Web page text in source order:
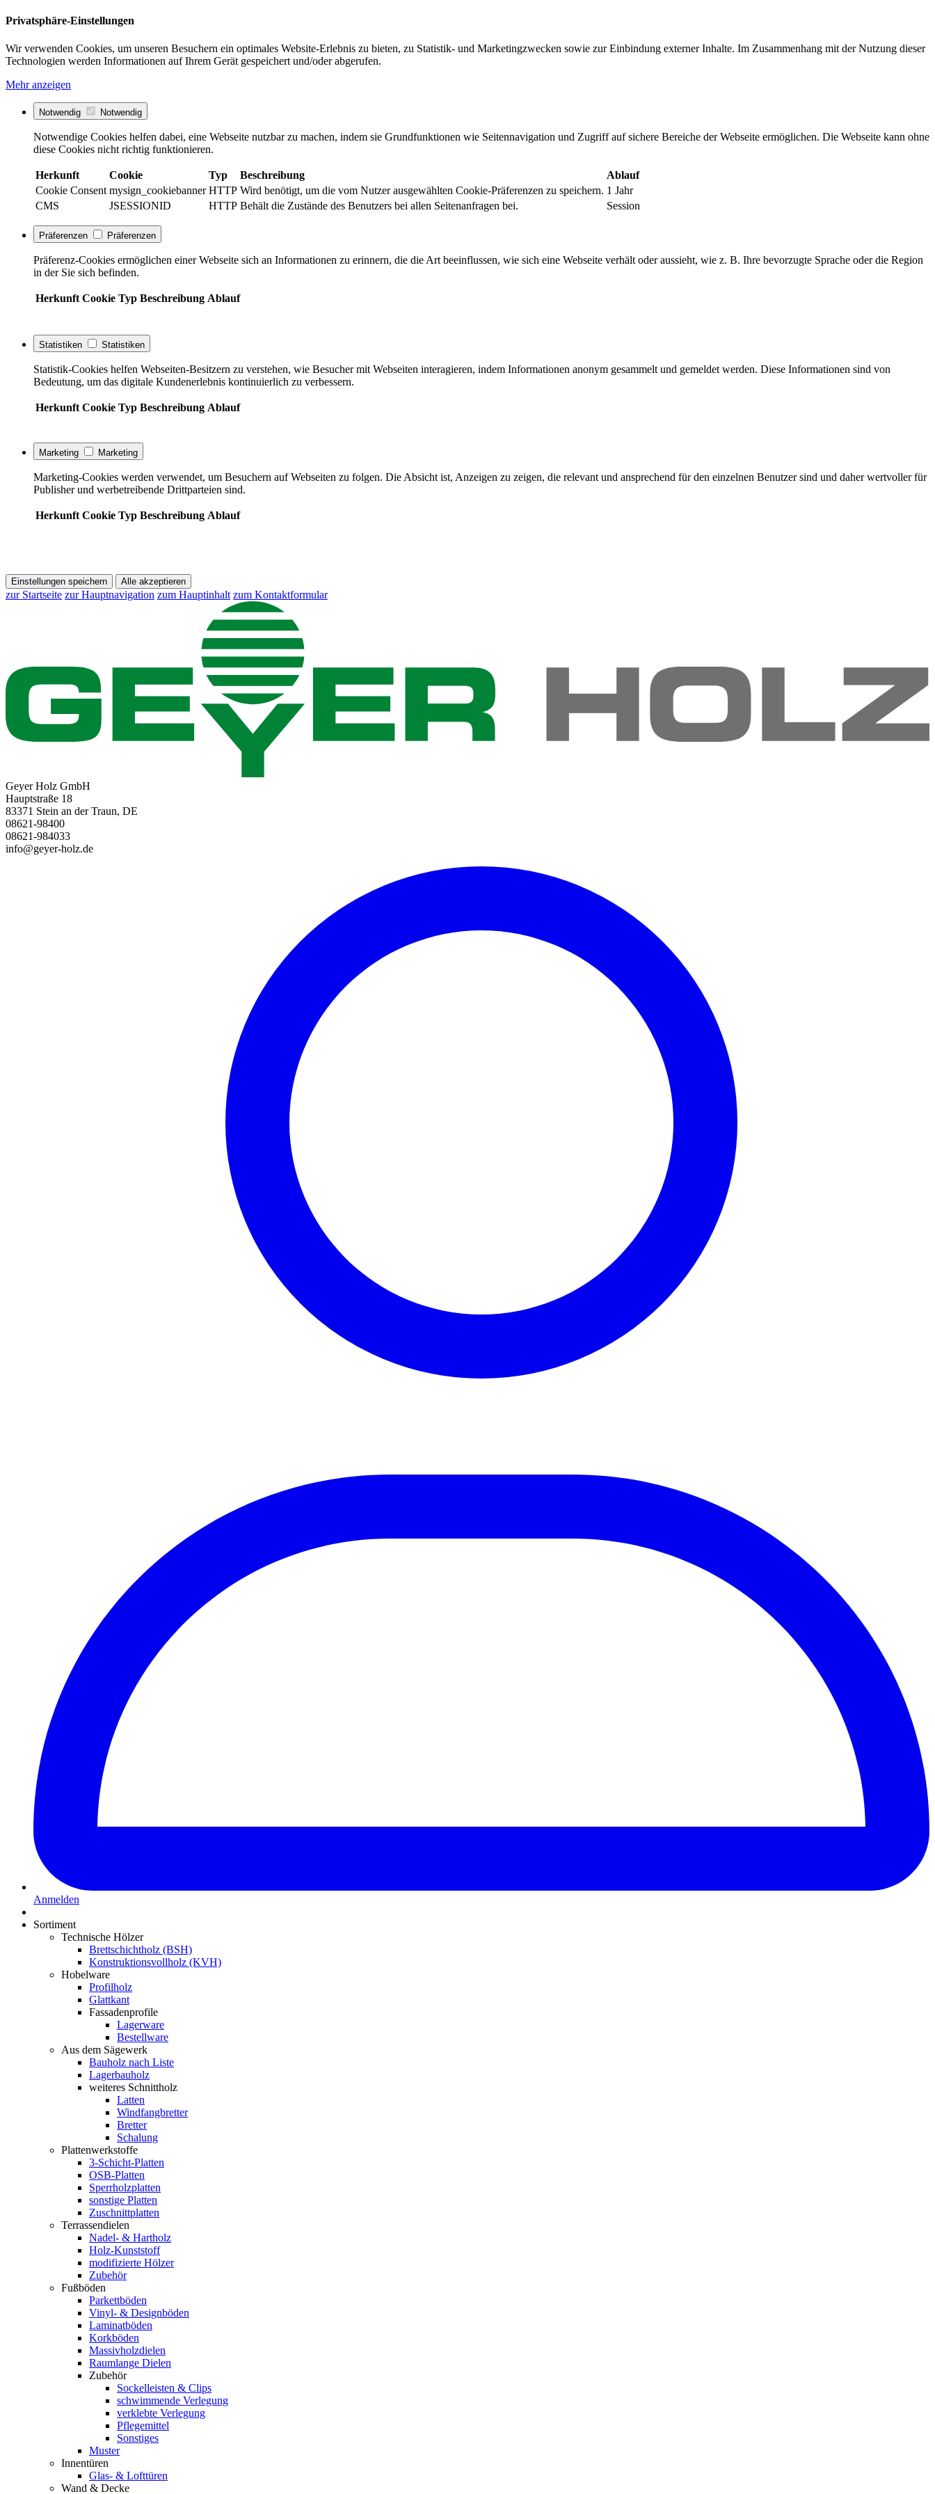
Privatsphäre-Einstellungen
Wir verwenden Cookies, um unseren Besuchern ein optimales Website-Erlebnis zu bieten, zu Statistik- und Marketingzwecken sowie zur Einbindung externer Inhalte. Im Zusammenhang mit der Nutzung dieser
Technologien werden Informationen auf Ihrem Gerät gespeichert und/oder abgerufen.
Mehr anzeigen
Notwendig Notwendig
Notwendige Cookies helfen dabei, eine Webseite nutzbar zu machen, indem sie Grundfunktionen wie Seitennavigation und Zugriff auf sichere Bereiche der Webseite ermöglichen. Die Webseite kann ohne
diese Cookies nicht richtig funktionieren.
Herkunft Cookie Typ Beschreibung
Ablauf
Cookie Consent mysign_cookiebanner HTTP Wird benötigt, um die vom Nutzer ausgewählten Cookie-Präferenzen zu speichern. 1 Jahr
CMS
JSESSIONID HTTP Behält die Zustände des Benutzers bei allen Seitenanfragen bei. Session
Präferenzen Präferenzen
Präferenz-Cookies ermöglichen einer Webseite sich an Informationen zu erinnern, die die Art beeinflussen, wie sich eine Webseite verhält oder aussieht, wie z. B. Ihre bevorzugte Sprache oder die Region
in der Sie sich befinden.
Herkunft Cookie Typ Beschreibung Ablauf
Statistiken Statistiken
Statistik-Cookies helfen Webseiten-Besitzern zu verstehen, wie Besucher mit Webseiten interagieren, indem Informationen anonym gesammelt und gemeldet werden. Diese Informationen sind von
Bedeutung, um das digitale Kundenerlebnis kontinuierlich zu verbessern.
Herkunft Cookie Typ Beschreibung Ablauf
Marketing Marketing
Marketing-Cookies werden verwendet, um Besuchern auf Webseiten zu folgen. Die Absicht ist, Anzeigen zu zeigen, die relevant und ansprechend für den einzelnen Benutzer sind und daher wertvoller für
Publisher und werbetreibende Drittparteien sind.
Herkunft Cookie Typ Beschreibung Ablauf
Einstellungen speichern Alle akzeptieren
zur Startseite zur Hauptnavigation zum Hauptinhalt zum Kontaktformular
Geyer Holz GmbH
Hauptstraße 18
83371 Stein an der Traun, DE
08621-98400
08621-984033
info@geyer-holz.de
Anmelden
Sortiment
Technische Hölzer
Brettschichtholz (BSH)
Konstruktionsvollholz (KVH)
Hobelware
Profilholz
Glattkant
Fassadenprofile
Lagerware
Bestellware
Aus dem Sägewerk
Bauholz nach Liste
Lagerbauholz
weiteres Schnittholz
Latten
Windfangbretter
Bretter
Schalung
Plattenwerkstoffe
3-Schicht-Platten
OSB-Platten
Sperrholzplatten
sonstige Platten
Zuschnittplatten
Terrassendielen
Nadel- & Hartholz
Holz-Kunststoff
modifizierte Hölzer
Zubehör
Fußböden
Parkettböden
Vinyl- & Designböden
Laminatböden
Korkböden
Massivholzdielen
Raumlange Dielen
Zubehör
Sockelleisten & Clips
schwimmende Verlegung
verklebte Verlegung
Pflegemittel
Sonstiges
Muster
Innentüren
Glas- & Lofttüren
Wand & Decke